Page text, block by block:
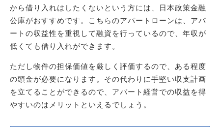
から借り入れはしたくないという方には、日本政策金融
公庫がおすすめです。こちらのアパートローンは、アパ
ートの収益性を重視して融資を行っているので、年収が
低くても借り入れができます。
ただし物件の担保価値を厳しく評価するので、ある程度
の頭金が必要になります。その代わりに手堅い収支計画
を立てることができるので、アパート経営での収益を得
やすいのはメリットといえるでしょう。